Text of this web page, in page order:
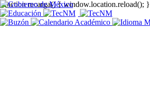
function recarga() { window.location.reload(); }